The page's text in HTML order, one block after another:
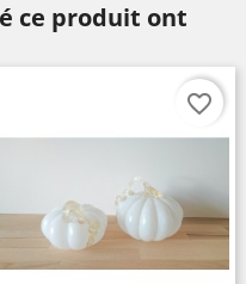
ce produit ont
favorite_border